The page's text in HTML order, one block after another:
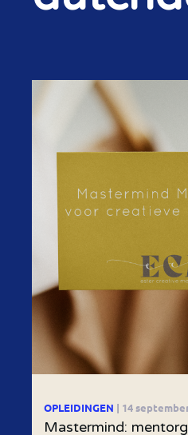
OPLEIDINGEN | 14
Mastermind: